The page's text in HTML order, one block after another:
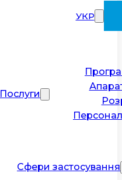
УКР
Послуги
Сфери застосування